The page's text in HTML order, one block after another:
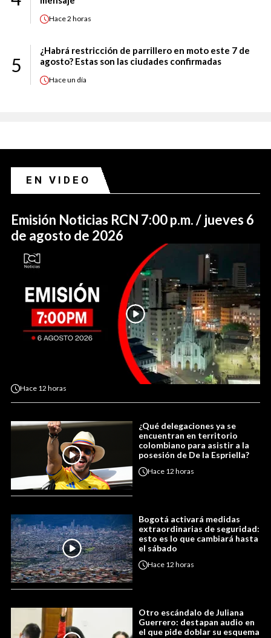
Hace2 horas
5
¿Habrá restricción de parrillero en moto este 7 de
agosto? Estas son las ciudades confirmadas
Haceun día
EN VIDEO
Emisión Noticias RCN 7:00 p.m. / jueves 6
de agosto de 2026
Hace 12 horas
¿Qué delegaciones ya se
encuentran en territorio
colombiano para asistir a la
posesión de De la Espriella?
Hace 12 horas
Bogotá activará medidas
extraordinarias de seguridad:
esto es lo que cambiará hasta
el sábado
Hace 12 horas
Otro escándalo de Juliana
Guerrero: destapan audio en
el que pide doblar su esquema